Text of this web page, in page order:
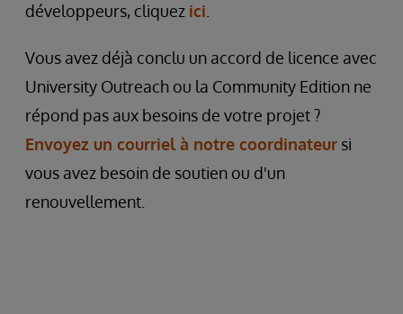
développeurs, cliquez ici
Vous avez déjà conclu un accord de licence avec
University Outreach ou la Community Edition ne
répond pas aux besoins de votre projet ?
Envoyez un courriel à notre coordinateur si
vous avez besoin de soutien ou d'un
renouvellement.